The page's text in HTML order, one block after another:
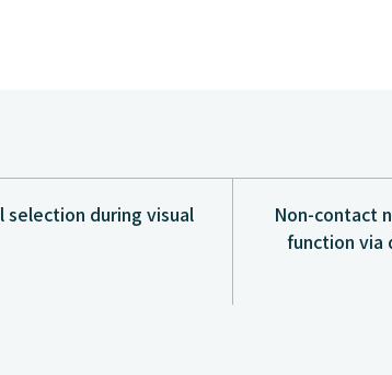
Non-contact
function via
during visual